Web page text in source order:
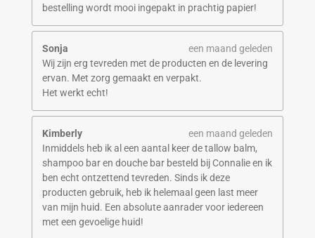
bestelling wordt mooi ingepakt in prachtig papier!
Sonja
een maand geleden
Wij zijn erg tevreden met de producten en de levering
ervan. Met zorg gemaakt en verpakt.
Het werkt echt!
Kimberly
een maand geleden
Inmiddels heb ik al een aantal keer de tallow balm,
shampoo bar en douche bar besteld bij Connalie en ik
ben echt ontzettend tevreden. Sinds ik deze
producten gebruik, heb ik helemaal geen last meer
van mijn huid. Een absolute aanrader voor iedereen
met een gevoelige huid!